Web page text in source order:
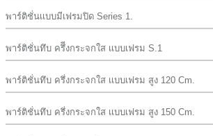
พาร์ติชั่นเเบบมีเฟรมปิด Series 1.
พาร์ติชั่นทึบ ครึีงกระจกใส เเบบเฟรม S.1
พาร์ติชั่นทึบ ครึ่งกระจกใส เเบบเฟรม สูง 120 Cm.
พาร์ติชั่นทึบ ครึ่งกระจกใส เเบบเฟรม สูง 150 Cm.